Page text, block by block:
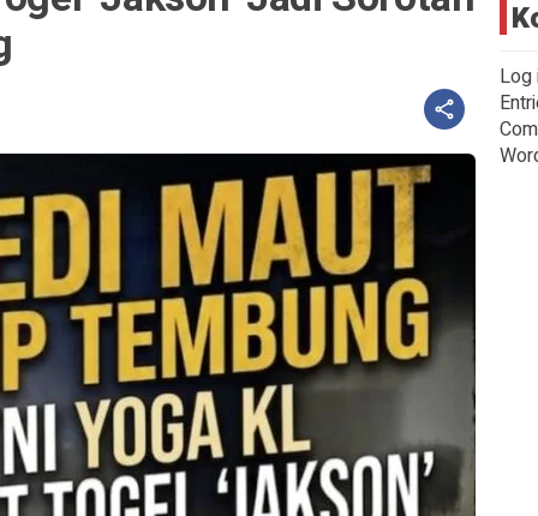
Log